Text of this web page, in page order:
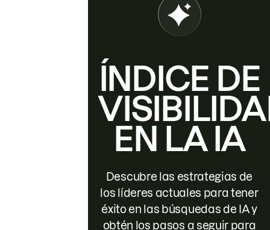
ÍNDICE DE
EN LA IA
Descubre las estrategias de
los líderes actuales para tener
éxito en las búsquedas de IA y
obtén los pasos a seguir para